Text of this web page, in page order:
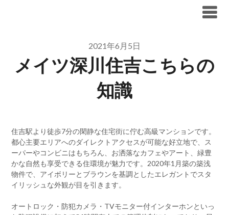
2021年6月5日
メイツ深川住吉こちらの
知識
住吉駅より徒歩7分の閑静な住宅街に佇む高級マンションです。
都心主要エリアへのダイレクトアクセスが可能な好立地で、ス
ーパーやコンビニはもちろん、お洒落なカフェやアート、緑豊
かな自然も享受できる住環境が魅力です。2020年1月築の築浅
物件で、アイボリーとブラウンを基調としたエレガントでスタ
イリッシュな外観が目を引きます。
オートロック・防犯カメラ・TVモニター付インターホンといっ